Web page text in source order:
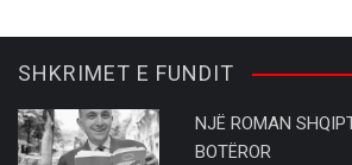
SHKRIMET E FUNDIT
NJË ROMAN
BOTËROR